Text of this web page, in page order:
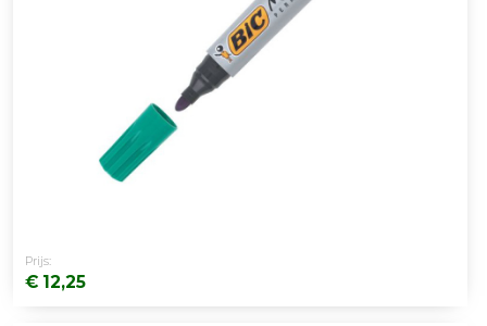
Prijs:
€ 12,25